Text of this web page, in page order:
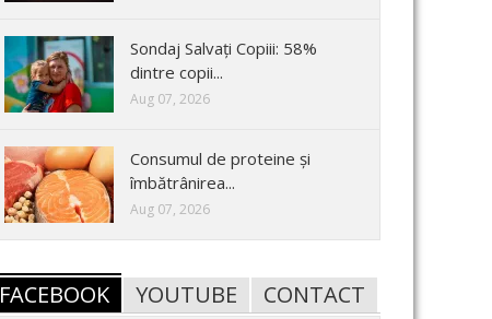
Sondaj Salvați Copiii: 58%
dintre copii...
Aug 07, 2026
Consumul de proteine și
îmbătrânirea...
Aug 07, 2026
FACEBOOK YOUTUBE CONTACT